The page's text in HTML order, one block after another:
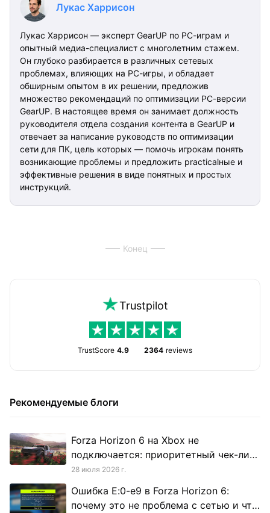
Лукас Харрисон
Лукас Харрисон — эксперт GearUP по PC-играм и
опытный медиа-специалист с многолетним стажем.
Он глубоко разбирается в различных сетевых
проблемах, влияющих на PC-игры, и обладает
обширным опытом в их решении, предложив
множество рекомендаций по оптимизации PC-версии
GearUP. В настоящее время он занимает должность
руководителя отдела создания контента в GearUP и
отвечает за написание руководств по оптимизации
сети для ПК, цель которых — помочь игрокам понять
возникающие проблемы и предложить practicalные и
эффективные решения в виде понятных и простых
инструкций.
Конец
Trustpilot
TrustScore 4.9 2364 reviews
Рекомендуемые блоги
Forza Horizon 6 на Xbox не
подключается: приоритетный чек-лист
для Horizon Life и сетевой игры
28 июля 2026 г.
Ошибка E:0-e9 в Forza Horizon 6:
почему это не проблема с сетью и что